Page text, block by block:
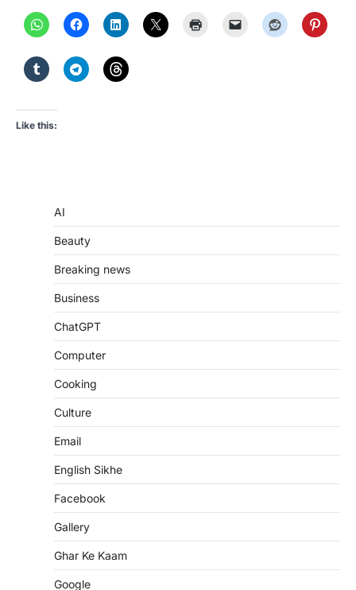
Like this:
AI
Beauty
Breaking news
Business
ChatGPT
Computer
Cooking
Culture
Email
English Sikhe
Facebook
Gallery
Ghar Ke Kaam
Google